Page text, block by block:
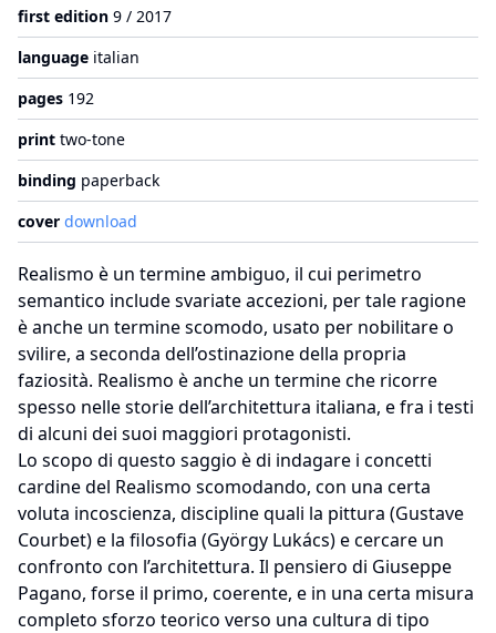
first edition 9 / 2017
language italian
pages 192
print two-tone
binding paperback
cover download
Realismo è un termine ambiguo, il cui perimetro
semantico include svariate accezioni, per tale ragione
è anche un termine scomodo, usato per nobilitare o
svilire, a seconda dell’ostinazione della propria
faziosità. Realismo è anche un termine che ricorre
spesso nelle storie dell’architettura italiana, e fra i testi
di alcuni dei suoi maggiori protagonisti.
Lo scopo di questo saggio è di indagare i concetti
cardine del Realismo scomodando, con una certa
voluta incoscienza, discipline quali la pittura (Gustave
Courbet) e la filosofia (György Lukács) e cercare un
confronto con l’architettura. Il pensiero di Giuseppe
Pagano, forse il primo, coerente, e in una certa misura
completo sforzo teorico verso una cultura di tipo